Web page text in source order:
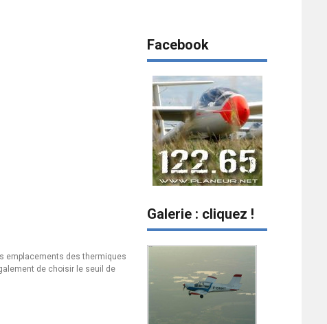
emplacements des thermiques
de choisir le seuil de
Facebook
Galerie : cliquez !